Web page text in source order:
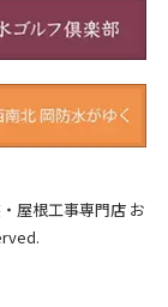
屋根工事専門店 お